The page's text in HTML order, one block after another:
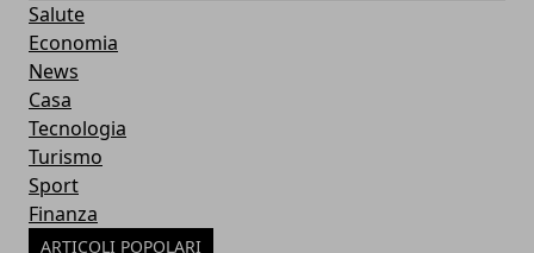
Salute
Economia
News
Casa
Tecnologia
Turismo
Sport
Finanza
ARTICOLI POPOLARI